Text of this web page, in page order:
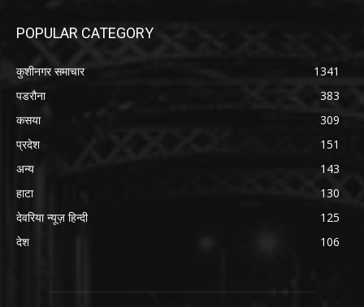
POPULAR CATEGORY
कुशीनगर समाचार
1341
पडरौना
383
कसया
309
प्रदेश
151
अन्य
143
हाटा
130
देवरिया न्यूज़ हिन्दी
125
देश
106